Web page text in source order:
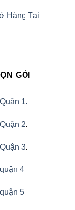
Hàng Tại
GÓI
1.
2.
3.
4.
5.